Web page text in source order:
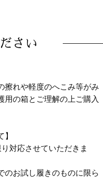
さい
れや軽度のへこみ等がみ
用の箱とご理解の上ご購入
対応させていただきま
のお試し履きのものに限ら